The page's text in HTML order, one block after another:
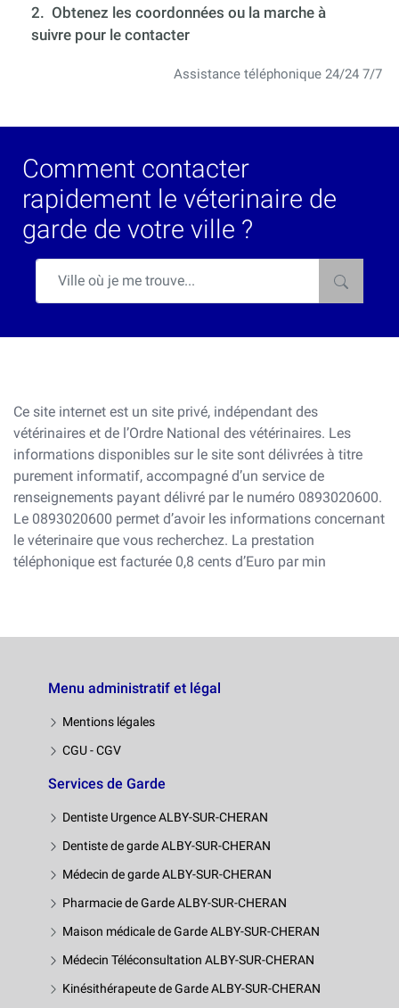
2. Obtenez les coordonnées ou la marche à
suivre pour le contacter
Assistance téléphonique 24/24 7/7
Comment contacter
rapidement le véterinaire de
garde de votre ville ?
Ce site internet est un site privé, indépendant des
vétérinaires et de l’Ordre National des vétérinaires. Les
informations disponibles sur le site sont délivrées à titre
purement informatif, accompagné d’un service de
renseignements payant délivré par le numéro 0893020600.
Le 0893020600 permet d’avoir les informations concernant
le véterinaire que vous recherchez. La prestation
téléphonique est facturée 0,8 cents d’Euro par min
Menu administratif et légal
Mentions légales
CGU - CGV
Services de Garde
Dentiste Urgence ALBY-SUR-CHERAN
Dentiste de garde ALBY-SUR-CHERAN
Médecin de garde ALBY-SUR-CHERAN
Pharmacie de Garde ALBY-SUR-CHERAN
Maison médicale de Garde ALBY-SUR-CHERAN
Médecin Téléconsultation ALBY-SUR-CHERAN
Kinésithérapeute de Garde ALBY-SUR-CHERAN